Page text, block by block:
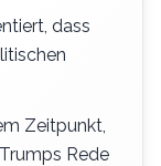
dass
Zeitpunkt,
Rede